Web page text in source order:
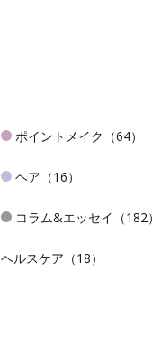
ポイントメイク（64）
ヘア（16）
コラム&エッセイ（182）
ヘルスケア（18）